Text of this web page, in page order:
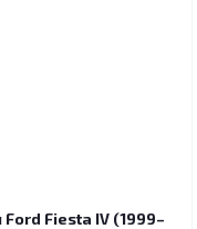
Fiesta IV (1999–